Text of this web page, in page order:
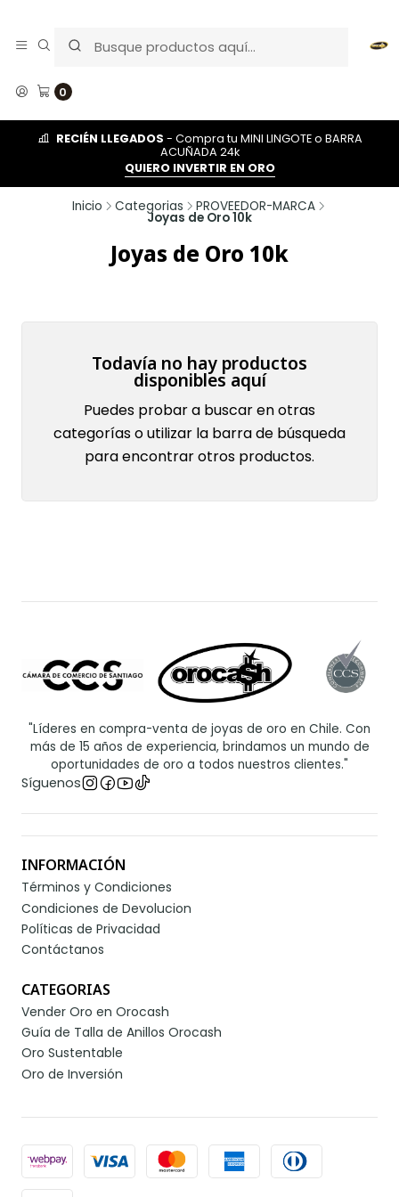
0
RECIÉN LLEGADOS - Compra tu MINI LINGOTE o BARRA
ACUÑADA 24k
QUIERO INVERTIR EN ORO
Inicio Categorias PROVEEDOR-MARCA
Joyas de Oro 10k
Joyas de Oro 10k
Todavía no hay productos
disponibles aquí
Puedes probar a buscar en otras
categorías o utilizar la barra de búsqueda
para encontrar otros productos.
"Líderes en compra-venta de joyas de oro en Chile. Con
más de 15 años de experiencia, brindamos un mundo de
oportunidades de oro a todos nuestros clientes."
Síguenos
INFORMACIÓN
Términos y Condiciones
Condiciones de Devolucion
Políticas de Privacidad
Contáctanos
CATEGORIAS
Vender Oro en Orocash
Guía de Talla de Anillos Orocash
Oro Sustentable
Oro de Inversión